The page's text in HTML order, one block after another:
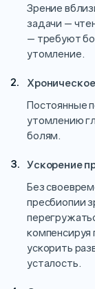
Зрение
задачи —
— требуют
утомление.
Постоянные
утомлению
болям.
Ускорение
Без
пресбиопии
ускорить
усталость.